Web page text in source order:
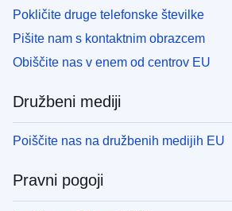
Pokličite druge telefonske številke
Pišite nam s kontaktnim obrazcem
Obiščite nas v enem od centrov EU
Družbeni mediji
Poiščite nas na družbenih medijih EU
Pravni pogoji